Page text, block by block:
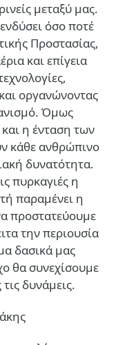
μεταξύ μας.
όσο ποτέ
Προστασίας,
και επίγεια
οργανώνοντας
Όμως
η ένταση των
κάθε ανθρώπινο
δυνατότητα.
πυρκαγιές η
παραμένει η
προστατεύουμε
την περιουσία
δασικά μας
θα συνεχίσουμε
δυνάμεις.